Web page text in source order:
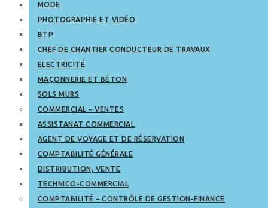
MODE
PHOTOGRAPHIE ET VIDÉO
BTP
CHEF DE CHANTIER CONDUCTEUR DE TRAVAUX
ELECTRICITÉ
MAÇONNERIE ET BÉTON
SOLS MURS
COMMERCIAL – VENTES
ASSISTANAT COMMERCIAL
AGENT DE VOYAGE ET DE RÉSERVATION
COMPTABILITÉ GÉNÉRALE
DISTRIBUTION, VENTE
TECHNICO-COMMERCIAL
COMPTABILITÉ – CONTRÔLE DE GESTION-FINANCE